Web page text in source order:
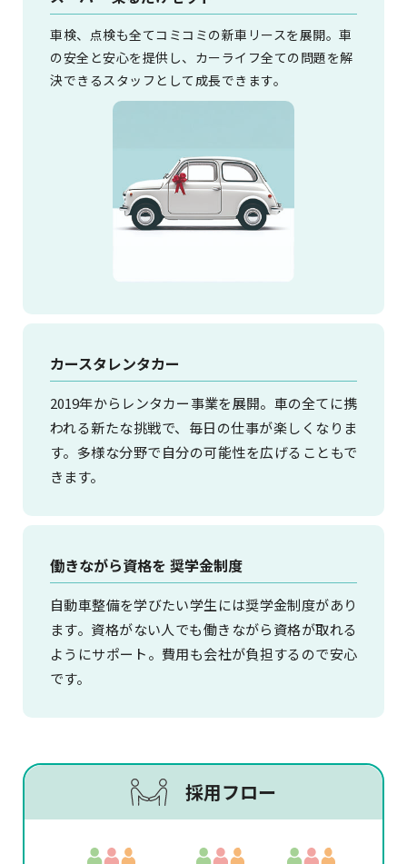
車検、点検も全てコミコミの新車リースを展開。車
の安全と安心を提供し、カーライフ全ての問題を解
決できるスタッフとして成長できます。
カースタレンタカー
2019年からレンタカー事業を展開。車の全てに携
われる新たな挑戦で、毎日の仕事が楽しくなりま
す。多様な分野で自分の可能性を広げることもで
きます。
働きながら資格を 奨学金制度
自動車整備を学びたい学生には奨学金制度があり
ます。資格がない人でも働きながら資格が取れる
ようにサポート。費用も会社が負担するので安心
です。
採用フロー